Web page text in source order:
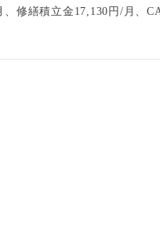
修繕積立金17,130円/月、